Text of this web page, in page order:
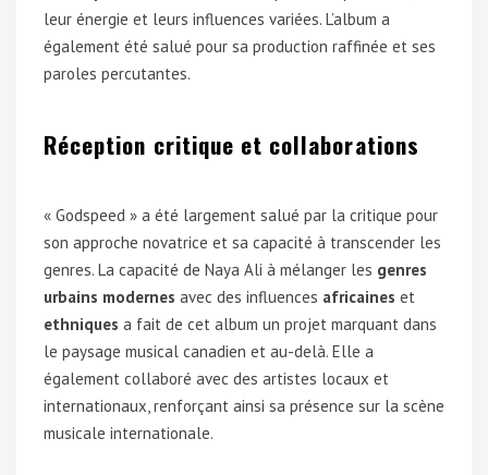
leur énergie et leurs influences variées. L’album a
également été salué pour sa production raffinée et ses
paroles percutantes.
Réception critique et collaborations
« Godspeed » a été largement salué par la critique pour
son approche novatrice et sa capacité à transcender les
genres. La capacité de Naya Ali à mélanger les genres
urbains modernes avec des influences africaines et
ethniques a fait de cet album un projet marquant dans
le paysage musical canadien et au-delà. Elle a
également collaboré avec des artistes locaux et
internationaux, renforçant ainsi sa présence sur la scène
musicale internationale.